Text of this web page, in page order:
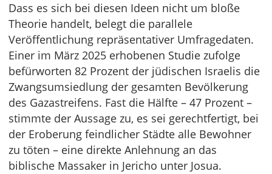
Dass es sich bei diesen Ideen nicht um bloße
Theorie handelt, belegt die parallele
Veröffentlichung repräsentativer Umfragedaten.
Einer im März 2025 erhobenen Studie zufolge
befürworten 82 Prozent der jüdischen Israelis die
Zwangsumsiedlung der gesamten Bevölkerung
des Gazastreifens. Fast die Hälfte – 47 Prozent –
stimmte der Aussage zu, es sei gerechtfertigt, bei
der Eroberung feindlicher Städte alle Bewohner
zu töten – eine direkte Anlehnung an das
biblische Massaker in Jericho unter Josua.